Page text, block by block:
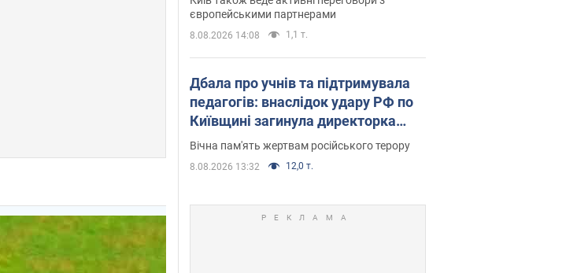
європейськими партнерами
8.08.2026 14:08 1,1 т.
Дбала про учнів та підтримувала
педагогів: внаслідок удару РФ по
Київщині загинула директорка
київського ліцею, її чоловік та онук
Вічна пам'ять жертвам російського терору
8.08.2026 13:32 12,0 т.